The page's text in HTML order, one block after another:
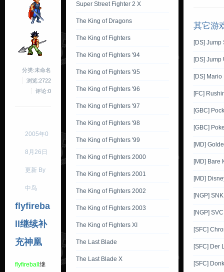
分类:未命名
浏览:2722
评论:0
2005年0
8月26日
更新 By
中鸟
flyfireba
ll继续补
充神凰
flyfireball继
Super Street Fighter 2 X
The King of Dragons
The King of Fighters
The King of Fighters '94
The King of Fighters '95
The King of Fighters '96
The King of Fighters '97
The King of Fighters '98
The King of Fighters '99
The King of Fighters 2000
The King of Fighters 2001
The King of Fighters 2002
The King of Fighters 2003
The King of Fighters XI
The Last Blade
The Last Blade X
其它游
[DS] Jump
[DS] Jump
[DS]
[FC]
[GBC]
[GBC]
[MD]
[MD] Bare
[MD]
[NGP]
[NGP]
[SFC]
[SFC] Der
[SFC]